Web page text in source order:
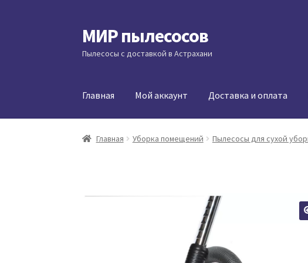
Перейти
к
навигации
Перейти
к
содержимому
МИР пылесосов
Пылесосы с доставкой в Астрахани
Главная Мой аккаунт Доставка и оплата
Главная Уборка помещений Пылесосы для сухой